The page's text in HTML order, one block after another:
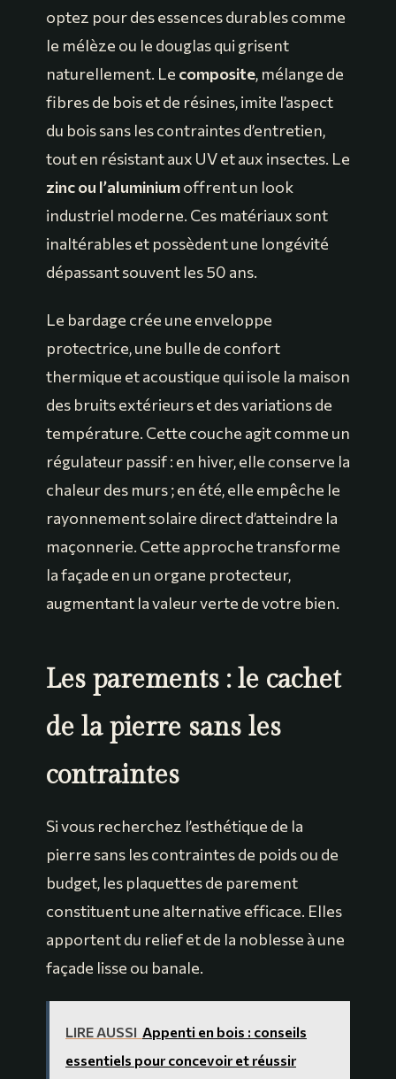
optez pour des essences durables comme
le mélèze ou le douglas qui grisent
naturellement. Le composite, mélange de
fibres de bois et de résines, imite l’aspect
du bois sans les contraintes d’entretien,
tout en résistant aux UV et aux insectes. Le
zinc ou l’aluminiumoffrent un look
industriel moderne. Ces matériaux sont
inaltérables et possèdent une longévité
dépassant souvent les 50 ans.
Le bardage crée une enveloppe
protectrice, une bulle de confort
thermique et acoustique qui isole la maison
des bruits extérieurs et des variations de
température. Cette couche agit comme un
régulateur passif : en hiver, elle conserve la
chaleur des murs ; en été, elle empêche le
rayonnement solaire direct d’atteindre la
maçonnerie. Cette approche transforme
la façade en un organe protecteur,
augmentant la valeur verte de votre bien.
Les parements : le cachet
de la pierre sans les
contraintes
Si vous recherchez l’esthétique de la
pierre sans les contraintes de poids ou de
budget, les plaquettes de parement
constituent une alternative efficace. Elles
apportent du relief et de la noblesse à une
façade lisse ou banale.
LIRE AUSSI Appenti en bois : conseils
essentiels pour concevoir et réussir